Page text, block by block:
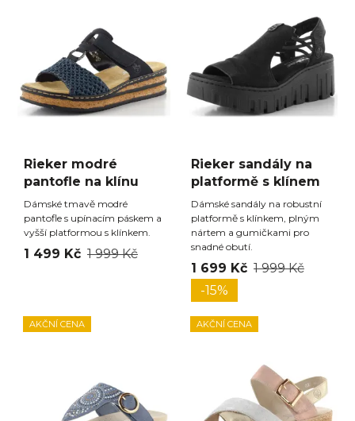
Rieker modré
pantofle na klínu
Dámské tmavě modré
pantofle s upínacím páskem a
vyšší platformou s klínkem.
1 499 Kč 1 999 Kč
Rieker sandály na
platformě s klínem
Dámské sandály na robustní
platformě s klínkem, plným
nártem a gumičkami pro
snadné obutí.
1 699 Kč 1 999 Kč
-15%
AKČNÍ CENA AKČNÍ CENA